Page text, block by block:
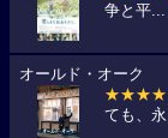
争と平...
オールド・オーク
ても、永